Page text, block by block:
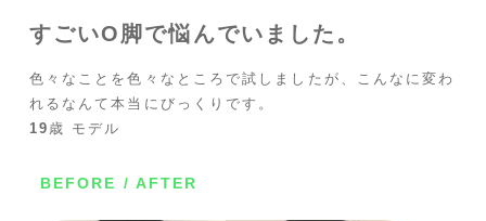
すごいO脚で悩んでいました。
色々なことを色々なところで試しましたが、こんなに変わ
れるなんて本当にびっくりです。
19 歳 モデル
BEFORE / AFTER